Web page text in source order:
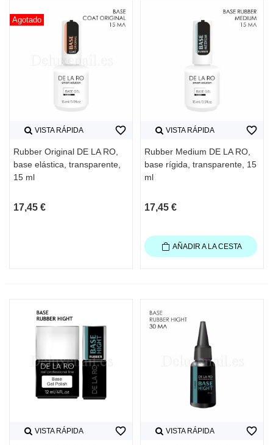
Agotado
VISTA RÁPIDA
Rubber Original DE LA RO,
base elástica, transparente,
15 ml
17,45 €
favorite_border VISTA RÁPIDA
Rubber Medium DE LA RO,
base rígida, transparente, 15
ml
17,45 €
favorite_border
AÑADIR A LA CESTA
VISTA RÁPIDA favorite_border VISTA RÁPIDA favorite_border